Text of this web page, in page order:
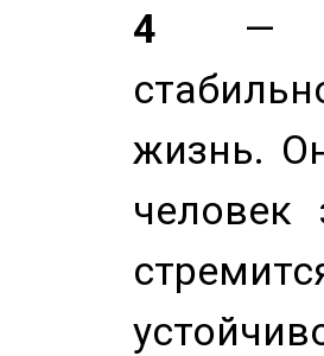
4 —
жизнь.